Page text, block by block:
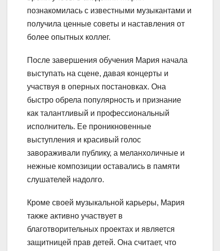
познакомилась с известными музыкантами и
получила ценные советы и наставления от
более опытных коллег.
После завершения обучения Мария начала
выступать на сцене, давая концерты и
участвуя в оперных постановках. Она
быстро обрела популярность и признание
как талантливый и профессиональный
исполнитель. Ее проникновенные
выступления и красивый голос
завораживали публику, а меланхоличные и
нежные композиции оставались в памяти
слушателей надолго.
Кроме своей музыкальной карьеры, Мария
также активно участвует в
благотворительных проектах и является
защитницей прав детей. Она считает, что